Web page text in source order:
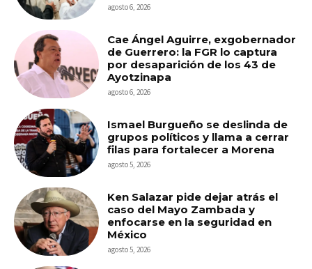
agosto 6, 2026
Cae Ángel Aguirre, exgobernador
de Guerrero: la FGR lo captura
por desaparición de los 43 de
Ayotzinapa
agosto 6, 2026
Ismael Burgueño se deslinda de
grupos políticos y llama a cerrar
filas para fortalecer a Morena
agosto 5, 2026
Ken Salazar pide dejar atrás el
caso del Mayo Zambada y
enfocarse en la seguridad en
México
agosto 5, 2026